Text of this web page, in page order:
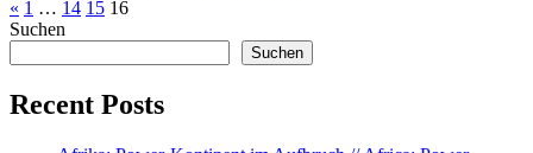
« Previous
page
1 … 14 15 16
Suchen
Suchen
Recent Posts